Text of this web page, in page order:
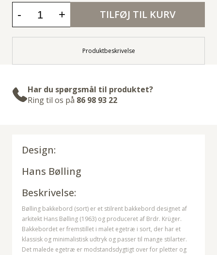
- + TILFØJ TIL KURV
Produktbeskrivelse
Har du spørgsmål til produktet?
Ring til os på 86 98 93 22
Design:
Hans Bølling
Beskrivelse:
Bølling bakkebord (sort) er et stilrent bakkebord designet af
arkitekt Hans Bølling (1963) og produceret af Brdr. Krüger.
Bakkebordet er fremstillet i malet egetræ i sort, der har et
klassisk og minimalistisk udtryk og passer til mange stilarter.
Det malede egetræ er modstandsdygtigt over for pletter og